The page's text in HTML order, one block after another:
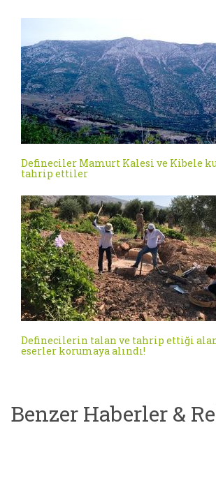
Defineciler Mamurt Kalesi ve Kibele
tahrip ettiler
Definecilerin talan ve tahrip ettiği
eserler korumaya alındı!
Benzer Haberler &